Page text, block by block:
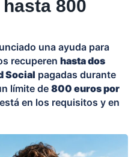
800
una ayuda para
recuperen hasta dos
Social pagadas durante
límite de 800 euros por
en los requisitos y en